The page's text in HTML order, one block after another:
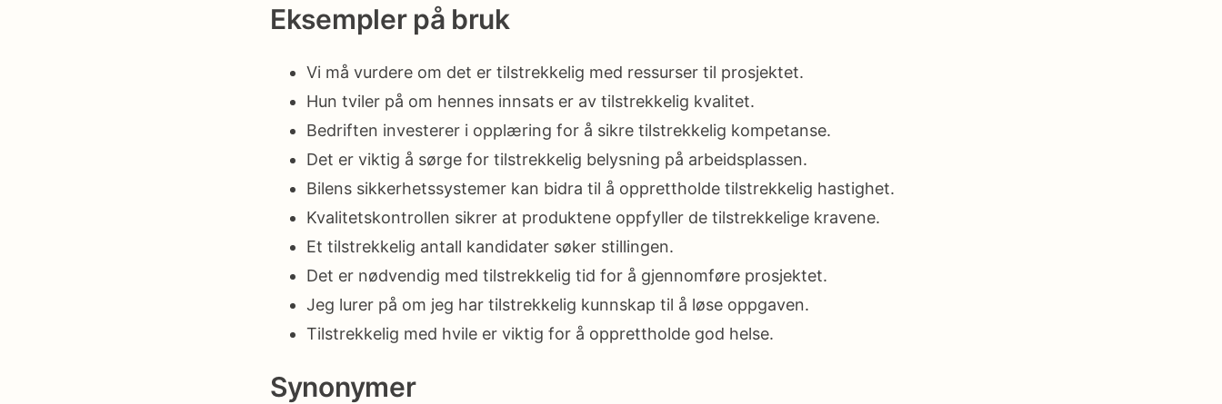
Eksempler på bruk
Vi må vurdere om det er tilstrekkelig med ressurser til prosjektet.
Hun tviler på om hennes innsats er av tilstrekkelig kvalitet.
Bedriften investerer i opplæring for å sikre tilstrekkelig kompetanse.
Det er viktig å sørge for tilstrekkelig belysning på arbeidsplassen.
Bilens sikkerhetssystemer kan bidra til å opprettholde tilstrekkelig hastighet.
Kvalitetskontrollen sikrer at produktene oppfyller de tilstrekkelige kravene.
Et tilstrekkelig antall kandidater søker stillingen.
Det er nødvendig med tilstrekkelig tid for å gjennomføre prosjektet.
Jeg lurer på om jeg har tilstrekkelig kunnskap til å løse oppgaven.
Tilstrekkelig med hvile er viktig for å opprettholde god helse.
Synonymer